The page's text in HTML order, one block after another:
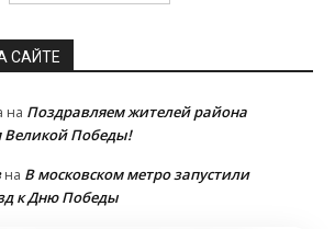
САЙТЕ
на Поздравляем жителей района
Великой Победы!
на В московском метро запустили
к Дню Победы